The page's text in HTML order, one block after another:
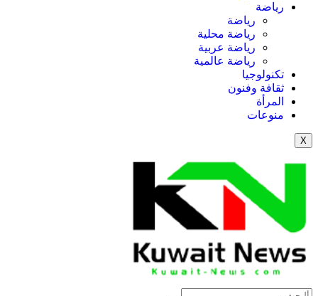
رياضة
رياضة
رياضة محلية
رياضة عربية
رياضة عالمية
تكنولوجيا
ثقافة وفنون
المرأة
منوعات
X